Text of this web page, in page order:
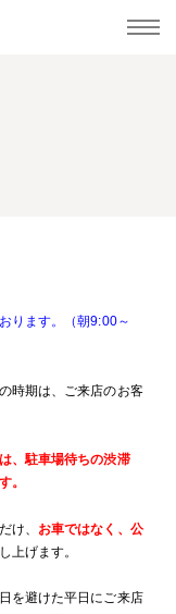
ります。（朝9:00～
時期は、ご来店のお客
、駐車場待ちの渋滞
。
け、 お車ではなく、公
上げます。
を避けた平日にご来店